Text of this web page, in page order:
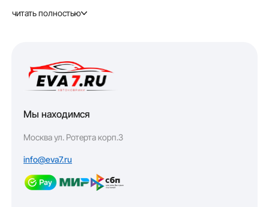
свою форму и эластичность при любых погодных
Полный комплект приобретать выгоднее, чем коврики
по отдельности. Водительский коврик идёт по цене от
1009 руб.
5
нужной модели авто!
Честный 1 год гарантии на производимую продукцию
7
? Оформите заказ прямо сейчас, и мы изготовим коврики
по вашим параметрам без лишних наценок, так как мы —
читать полностью
Мы находимся
Москва ул. Ротерта корп.3
info@eva7.ru